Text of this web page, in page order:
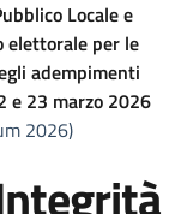
Locale e
elettorale per le
adempimenti
e 23 marzo 2026
2026)